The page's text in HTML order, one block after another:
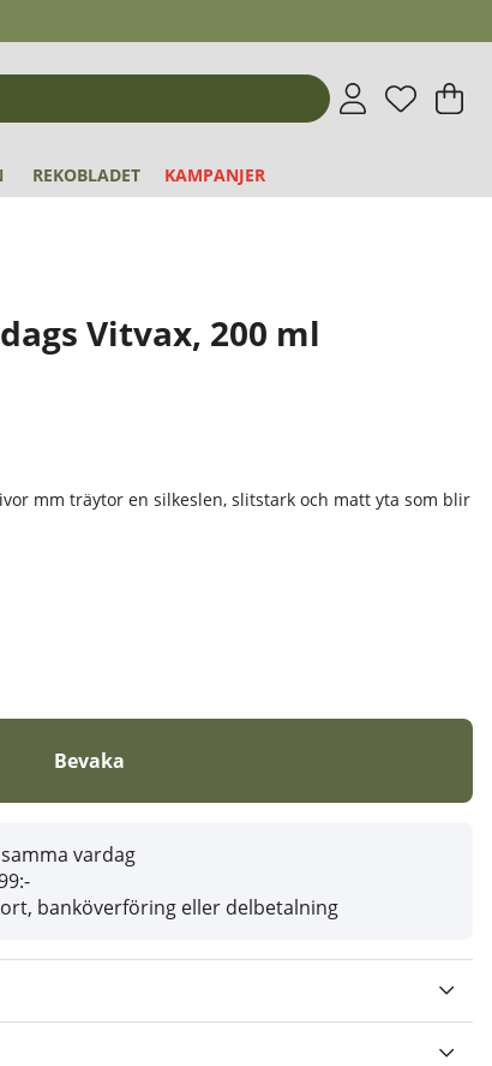
Antal i
. .
REKOBLADET KAMPANJER
Vitvax, 200 ml
mm träytor en silkeslen, slitstark och matt yta som blir
Bevaka
vardag
banköverföring eller delbetalning